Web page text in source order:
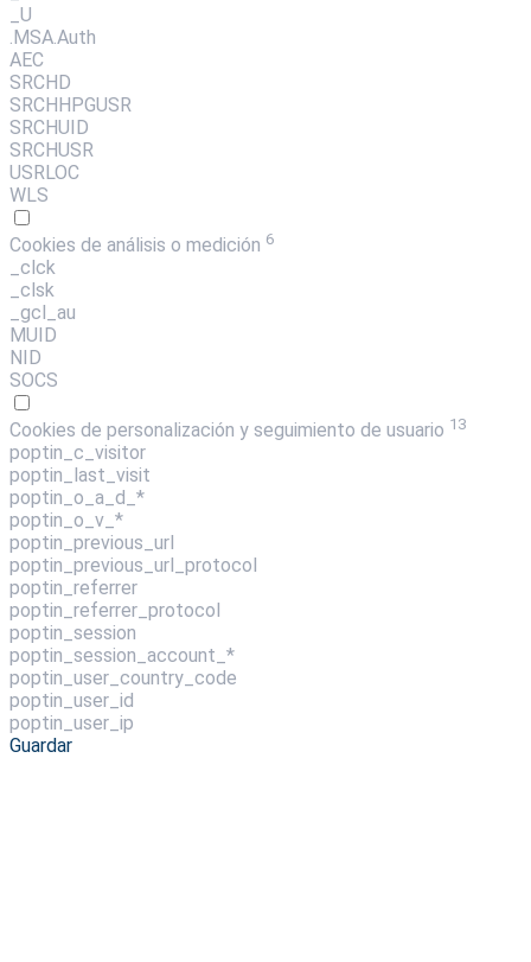
_U
.MSA.Auth
AEC
SRCHD
SRCHHPGUSR
SRCHUID
SRCHUSR
USRLOC
WLS
Cookies de análisis o medición 6
_clck
_clsk
_gcl_au
MUID
NID
SOCS
Cookies de personalización y seguimiento de usuario 13
poptin_c_visitor
poptin_last_visit
poptin_o_a_d_*
poptin_o_v_*
poptin_previous_url
poptin_previous_url_protocol
poptin_referrer
poptin_referrer_protocol
poptin_session
poptin_session_account_*
poptin_user_country_code
poptin_user_id
poptin_user_ip
Guardar